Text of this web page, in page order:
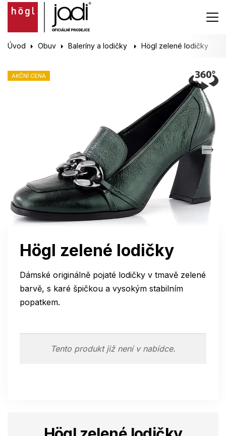
Úvod Obuv Baleríny a lodičky Högl zelené lodičky
AKČNÍ CENA
Högl zelené lodičky
Dámské originálně pojaté lodičky v tmavě zelené
barvě, s karé špičkou a vysokým stabilním
popatkem.
Tento produkt již není v nabídce.